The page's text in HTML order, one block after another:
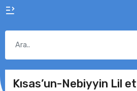
Kısas’un-Nebiyyin Lil